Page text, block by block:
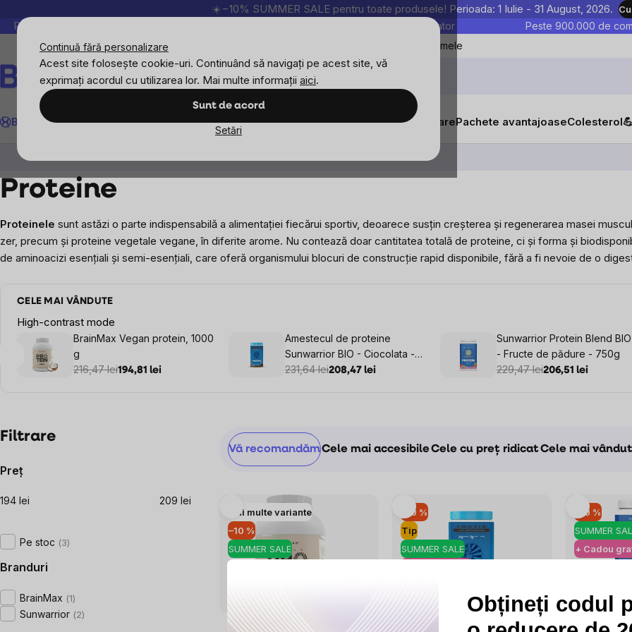
Continuă fără personalizare
Acest site folosește cookie-uri. Continuând să navigați pe acest site, vă
exprimați acordul cu utilizarea lor. Mai multe informații aici.
Sunt de acord
Setări
☀️−10% SUMMER SALE pentru toate produsele! Perioada: 1 Iulie - 31 August, 2026.
Peste 200.000 de recenzii verificate Produsele noastre sunt testate în laborator Peste 900.000 de
Favoritele mele
Căutare
BrainMax
SportImunitateFemeiBărbațiCopiiObiectiveNoutățiSuplimente alimentarePachete avantajoaseColesterol
Proteine
Proteinele sunt astăzi o parte indispensabilă a alimentației fiecărui sportiv, deoarece susțin creșterea și regenerarea masei
zer, precum și proteine vegetale vegane, în diferite arome. Nu contează doar cantitatea totală de proteine, ci și forma și
de aminoacizi esențiali și semi-esențiali, care oferă organismului blocuri de construcție rapid disponibile, fără a fi nevoie de o
CELE MAI VÂNDUTE
High-contrast mode
BrainMax Vegan protein, 1000
g
216,47 lei194,81 lei
Amestecul de proteine
Sunwarrior BIO - Ciocolata -
750g
231,64 lei208,47 lei
Sunwarrior Protein Blend BIO
- Fructe de pădure - 750g
229,47 lei206,51 lei
Bară
laterală
Filtrare
Preţ
194 lei 209 lei
Pe stoc 3
Branduri
BrainMax 1
Sunwarrior 2
Selectarea
produsului
Vă recomandămCele mai accesibileCele cu preț ridicatCele mai
Listă
produse
SUMMER SALE
–10 %
Mai multe variante
73x
Tip
SUMMER SALE
–10 %
SUMMER
+ Cadou
–10 %
5x
Obțineți codul